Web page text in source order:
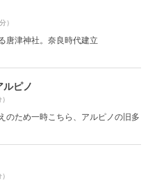
）
唐津神社。奈良時代建立
ピノ
のため一時こちら、アルピノの旧多